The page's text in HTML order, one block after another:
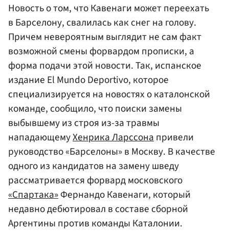
Новость о том, что Кавенаги может переехать
в Барселону, свалилась как снег на голову.
Причем невероятным выглядит не сам факт
возможной смены форвардом прописки, а
форма подачи этой новости. Так, испанское
издание El Mundo Deportivo, которое
специализируется на новостях о каталонской
команде, сообщило, что поиски замены
выбывшему из строя из-за травмы
нападающемуХенрика Ларссона привели
руководство «Барселоны» в Москву. В качестве
одного из кандидатов на замену шведу
рассматривается форвард московского
«Спартака»Фернандо Кавенаги, который
недавно дебютировал в составе сборной
Аргентины против команды Каталонии.